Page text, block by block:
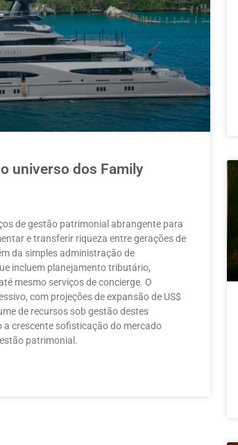
universo dos Family
de gestão patrimonial abrangente para
e transferir riqueza entre gerações de
da simples administração de
incluem planejamento tributário,
mesmo serviços de concierge. O
com projeções de expansão de US$
de recursos sob gestão destes
a crescente sofisticação do mercado
patrimonial.